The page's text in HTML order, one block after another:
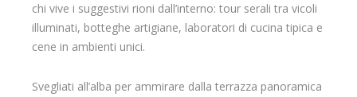
chi vive i suggestivi rioni dall’interno: tour serali tra vicoli
illuminati, botteghe artigiane, laboratori di cucina tipica e
cene in ambienti unici.
Svegliati all’alba per ammirare dalla terrazza panoramica